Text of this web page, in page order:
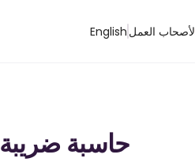
English لأصحاب العمل
حاسبة ضريبة الدخل ل